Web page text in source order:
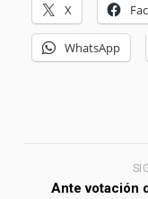
X
WhatsApp
Ante votación